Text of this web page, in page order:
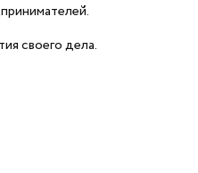
своего дела.